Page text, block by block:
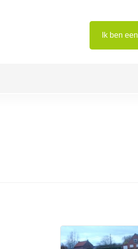
Ik ben een